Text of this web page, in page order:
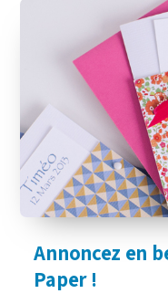
Annoncez en
Paper !